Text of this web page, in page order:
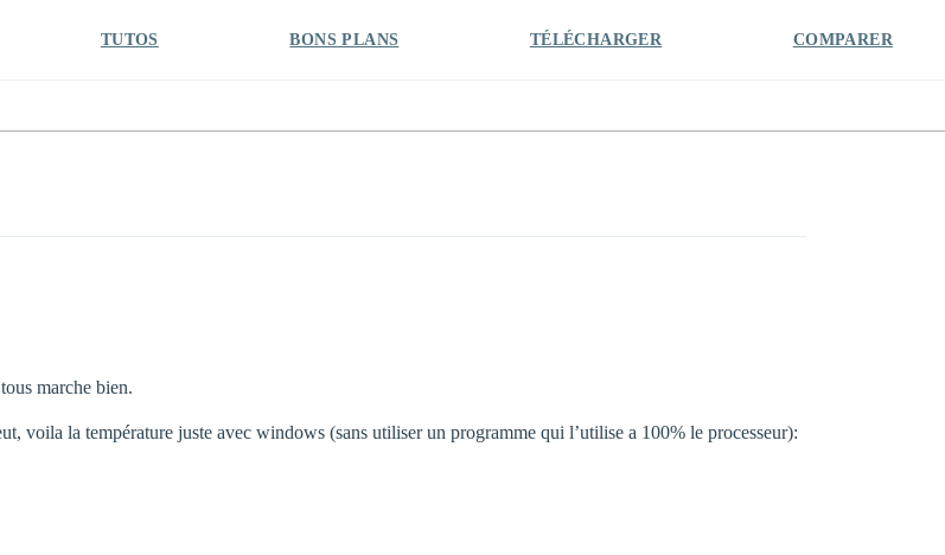
TUTOS BONS PLANS TÉLÉCHARGER COMPARER
marche bien.
voila la température juste avec windows (sans utiliser un programme qui l’utilise a 100% le processeur):